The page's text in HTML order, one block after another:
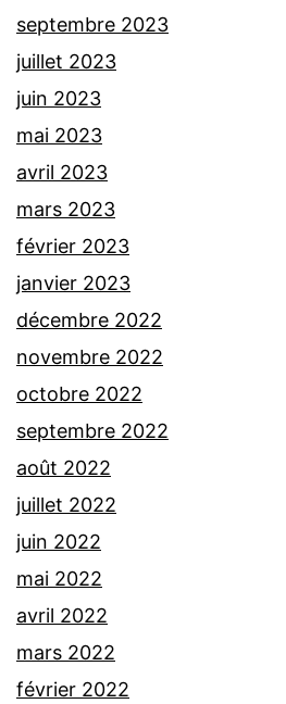
septembre 2023
juillet 2023
juin 2023
mai 2023
avril 2023
mars 2023
février 2023
janvier 2023
décembre 2022
novembre 2022
octobre 2022
septembre 2022
août 2022
juillet 2022
juin 2022
mai 2022
avril 2022
mars 2022
février 2022